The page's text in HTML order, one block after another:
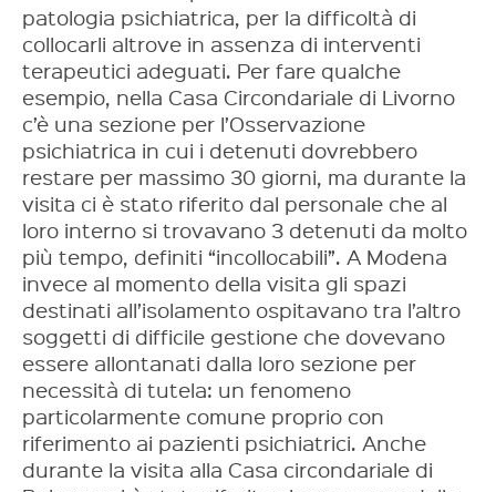
patologia psichiatrica, per la difficoltà di
collocarli altrove in assenza di interventi
terapeutici adeguati. Per fare qualche
esempio, nella Casa Circondariale di Livorno
c’è una sezione per l’Osservazione
psichiatrica in cui i detenuti dovrebbero
restare per massimo 30 giorni, ma durante la
visita ci è stato riferito dal personale che al
loro interno si trovavano 3 detenuti da molto
più tempo, definiti “incollocabili”. A Modena
invece al momento della visita gli spazi
destinati all’isolamento ospitavano tra l’altro
soggetti di difficile gestione che dovevano
essere allontanati dalla loro sezione per
necessità di tutela: un fenomeno
particolarmente comune proprio con
riferimento ai pazienti psichiatrici. Anche
durante la visita alla Casa circondariale di